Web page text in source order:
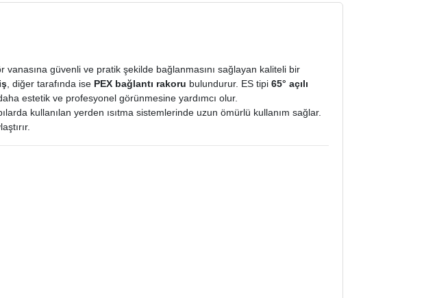
güvenli ve pratik şekilde bağlanmasını sağlayan kaliteli bir
, diğer tarafında ise PEX bağlantı rakoru bulundurur. ES tipi65° açılı
estetik ve profesyonel görünmesine yardımcı olur.
kullanılan yerden ısıtma sistemlerinde uzun ömürlü kullanım sağlar.